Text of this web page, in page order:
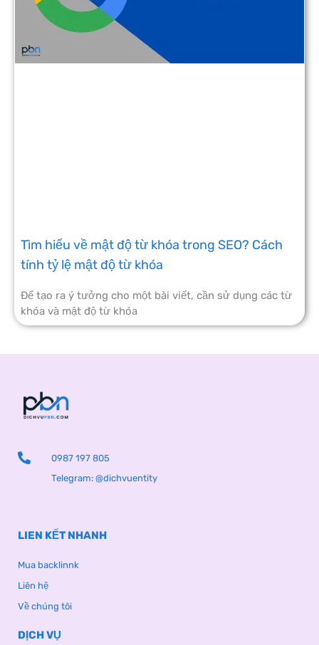
Tìm hiểu về mật độ từ khóa trong SEO? Cách
tính tỷ lệ mật độ từ khóa
Để tạo ra ý tưởng cho một bài viết, cần sử dụng các từ
khóa và mật độ từ khóa
0987 197 805
Telegram: @dichvuentity
LIEN KẾT NHANH
Mua backlinnk
Liên hệ
Về chúng tôi
DỊCH VỤ